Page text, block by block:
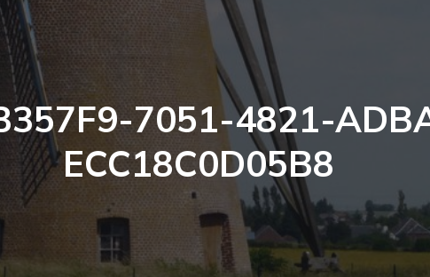
7051-4821-
ECC18C0D05B8